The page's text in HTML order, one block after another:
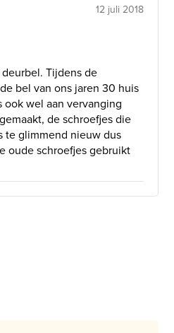
12 juli 2018
Tijdens de
bel van ons jaren 30 huis
wel aan vervanging
de schroefjes die
glimmend nieuw dus
oude schroefjes gebruikt